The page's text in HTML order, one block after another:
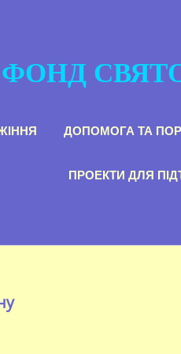
ФОНД
ДОПОМОГА ТА
ПРОЕКТИ ДЛЯ